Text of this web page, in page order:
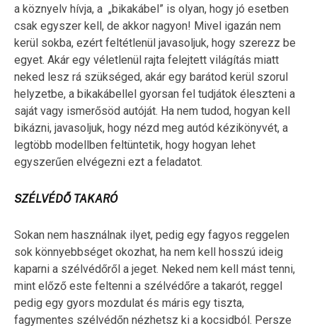
a köznyelv hívja, a „bikakábel” is olyan, hogy jó esetben
csak egyszer kell, de akkor nagyon! Mivel igazán nem
kerül sokba, ezért feltétlenül javasoljuk, hogy szerezz be
egyet. Akár egy véletlenül rajta felejtett világítás miatt
neked lesz rá szükséged, akár egy barátod kerül szorul
helyzetbe, a bikakábellel gyorsan fel tudjátok éleszteni a
saját vagy ismerősöd autóját. Ha nem tudod, hogyan kell
bikázni, javasoljuk, hogy nézd meg autód kézikönyvét, a
legtöbb modellben feltüntetik, hogy hogyan lehet
egyszerűen elvégezni ezt a feladatot.
SZÉLVÉDŐ TAKARÓ
Sokan nem használnak ilyet, pedig egy fagyos reggelen
sok könnyebbséget okozhat, ha nem kell hosszú ideig
kaparni a szélvédőről a jeget. Neked nem kell mást tenni,
mint előző este feltenni a szélvédőre a takarót, reggel
pedig egy gyors mozdulat és máris egy tiszta,
fagymentes szélvédőn nézhetsz ki a kocsidból. Persze